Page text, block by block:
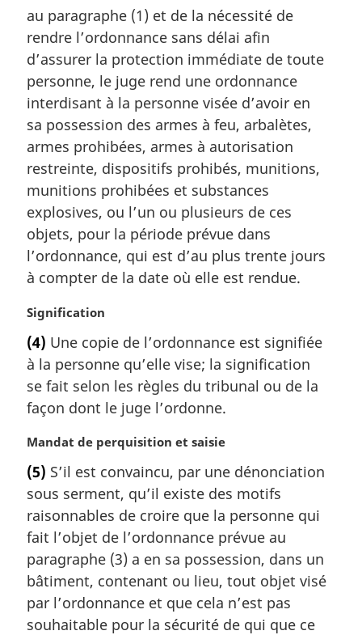
e
:
m
a
g
i
n
a
e
:
au paragraphe (1) et de la nécessité de
rendre l’ordonnance sans délai afin
d’assurer la protection immédiate de toute
personne, le juge rend une ordonnance
interdisant à la personne visée d’avoir en
sa possession des armes à feu, arbalètes,
armes prohibées, armes à autorisation
restreinte, dispositifs prohibés, munitions,
munitions prohibées et substances
explosives, ou l’un ou plusieurs de ces
objets, pour la période prévue dans
l’ordonnance, qui est d’au plus trente jours
à compter de la date où elle est rendue.
N
t
e
m
a
r
g
n
a
e
:
Signification
(4) Une copie de l’ordonnance est signifiée
à la personne qu’elle vise; la signification
se fait selon les règles du tribunal ou de la
façon dont le juge l’ordonne.
N
t
e
m
a
g
i
n
a
Mandat de perquisition et saisie
(5) S’il est convaincu, par une dénonciation
sous serment, qu’il existe des motifs
raisonnables de croire que la personne qui
fait l’objet de l’ordonnance prévue au
paragraphe (3) a en sa possession, dans un
bâtiment, contenant ou lieu, tout objet visé
par l’ordonnance et que cela n’est pas
souhaitable pour la sécurité de qui que ce